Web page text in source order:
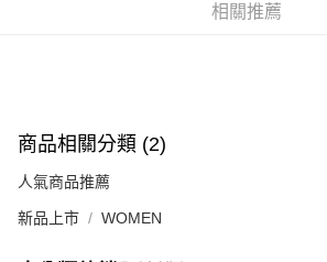
相關推薦
商品相關分類 (2)
人氣商品推薦
新品上市 WOMEN